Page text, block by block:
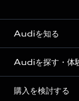
Audiを知る
Audi ブランド
Story of Progress
Audiを探す・体
ディーラー検索
購入を検討する